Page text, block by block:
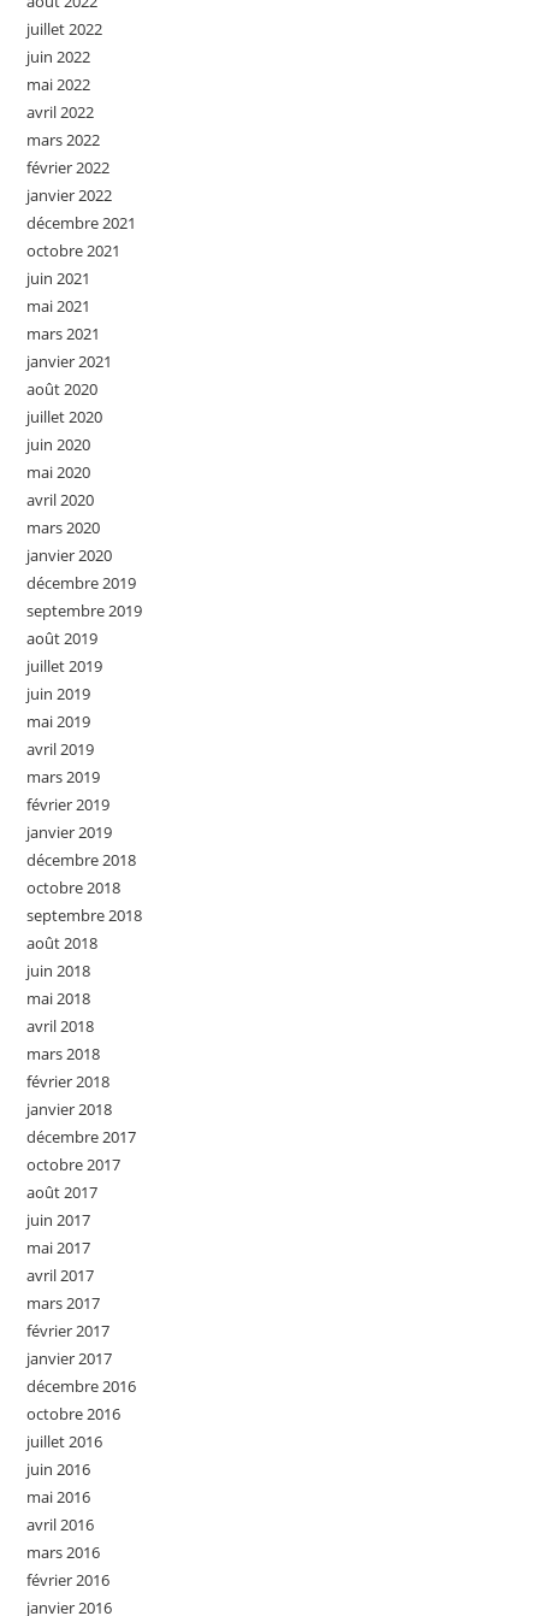
juillet 2022
juin 2022
mai 2022
avril 2022
mars 2022
février 2022
janvier 2022
décembre 2021
octobre 2021
juin 2021
mai 2021
mars 2021
janvier 2021
août 2020
juillet 2020
juin 2020
mai 2020
avril 2020
mars 2020
janvier 2020
décembre 2019
septembre 2019
août 2019
juillet 2019
juin 2019
mai 2019
avril 2019
mars 2019
février 2019
janvier 2019
décembre 2018
octobre 2018
septembre 2018
août 2018
juin 2018
mai 2018
avril 2018
mars 2018
février 2018
janvier 2018
décembre 2017
octobre 2017
août 2017
juin 2017
mai 2017
avril 2017
mars 2017
février 2017
janvier 2017
décembre 2016
octobre 2016
juillet 2016
juin 2016
mai 2016
avril 2016
mars 2016
février 2016
janvier 2016